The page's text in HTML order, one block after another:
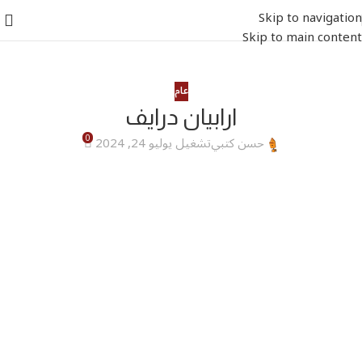
Skip to navigation
Skip to main content
عام
ارابيان درايف
حسن كتبيتشغيل يوليو 24, 2024 0